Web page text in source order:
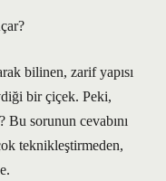
bilinen, zarif yapısı
bir çiçek. Peki,
Bu sorunun cevabını
teknikleştirmeden,